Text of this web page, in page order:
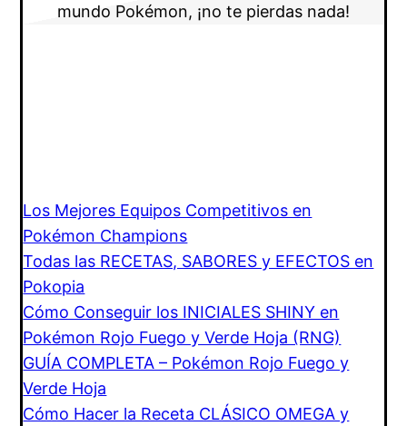
mundo Pokémon, ¡no te pierdas nada!
Los Mejores Equipos Competitivos en
Pokémon Champions
Todas las RECETAS, SABORES y EFECTOS en
Pokopia
Cómo Conseguir los INICIALES SHINY en
Pokémon Rojo Fuego y Verde Hoja (RNG)
GUÍA COMPLETA – Pokémon Rojo Fuego y
Verde Hoja
Cómo Hacer la Receta CLÁSICO OMEGA y